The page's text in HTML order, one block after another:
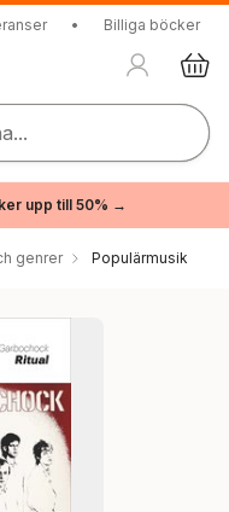
• Billiga böcker
upp till 50% →
genrer Populärmusik